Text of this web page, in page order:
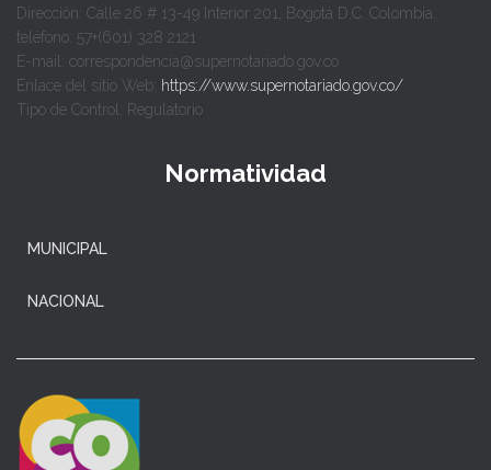
Dirección: Calle 26 # 13-49 Interior 201, Bogotá D.C. Colombia.
teléfono: 57+(601) 328 2121
E-mail: correspondencia@supernotariado.gov.co
Enlace del sitio Web: https://www.supernotariado.gov.co/
Tipo de Control: Regulatorio
Normatividad
MUNICIPAL
NACIONAL